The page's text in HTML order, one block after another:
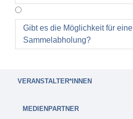
Gibt es die Möglichkeit für eine
Sammelabholung?
VERANSTALTER*INNEN
MEDIENPARTNER